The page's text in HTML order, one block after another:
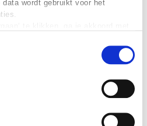
wordt gebruikt voor het